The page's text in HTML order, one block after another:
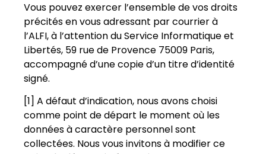
Vous pouvez exercer l’ensemble de vos droits
précités en vous adressant par courrier à
l’ALFI, à l’attention du Service Informatique et
Libertés, 59 rue de Provence 75009 Paris,
accompagné d’une copie d’un titre d’identité
signé.
[1] A défaut d’indication, nous avons choisi
comme point de départ le moment où les
données à caractère personnel sont
collectées. Nous vous invitons à modifier ce